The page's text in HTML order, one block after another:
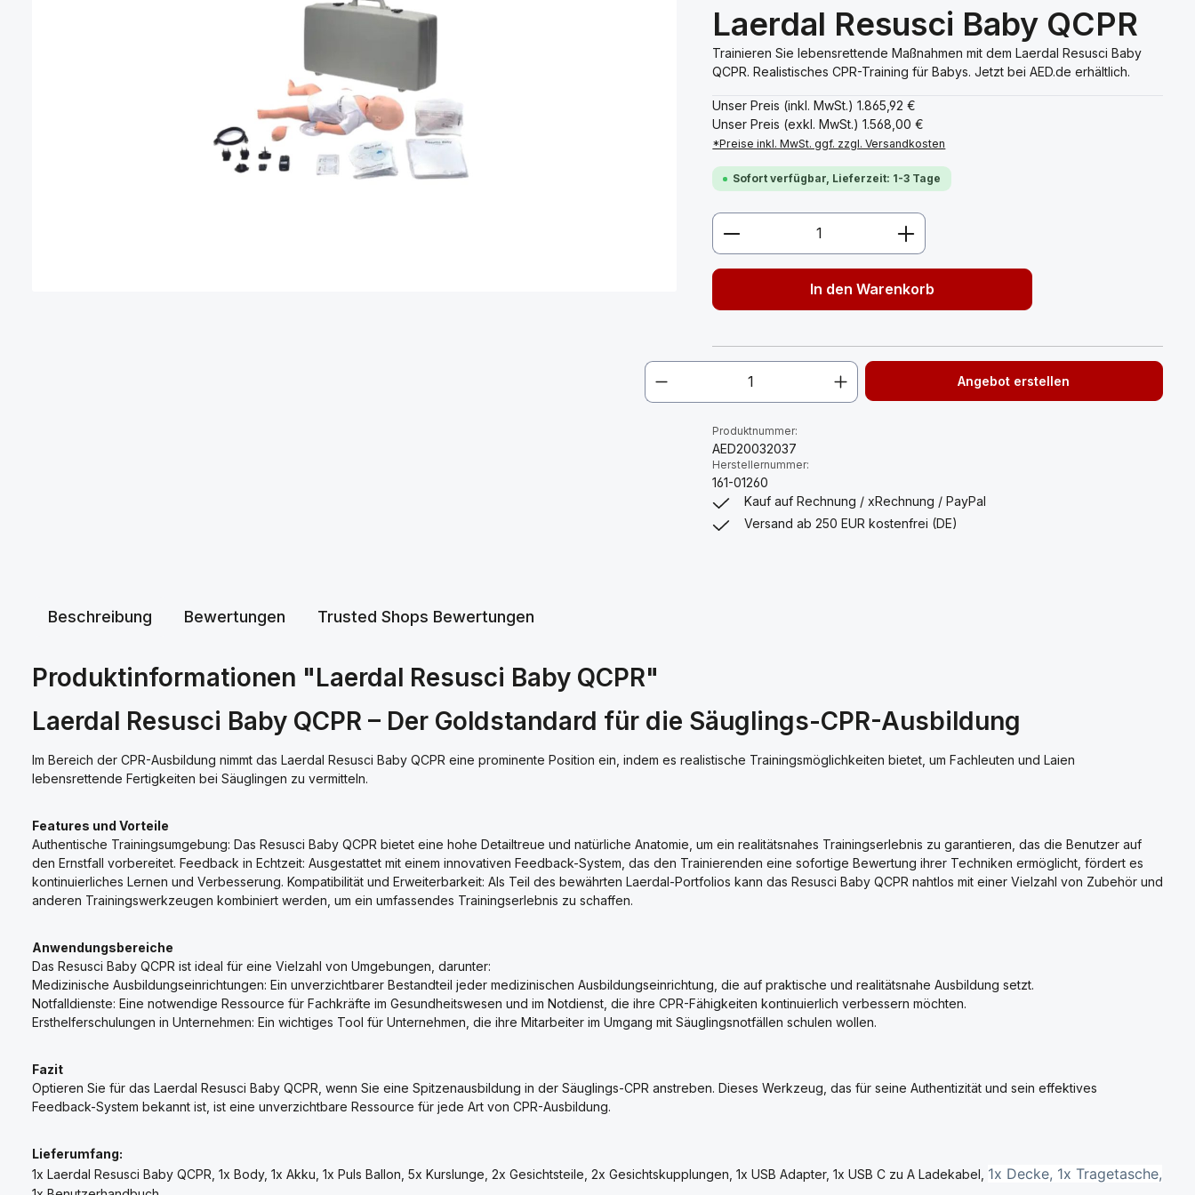
Laerdal Resusci Baby QCPR
Trainieren Sie lebensrettende Maßnahmen mit dem Laerdal Resusci Baby
QCPR. Realistisches CPR-Training für Babys. Jetzt bei AED.de erhältlich.
Unser Preis (inkl. MwSt.)1.865,92 €
Unser Preis (exkl. MwSt.)1.568,00 €
*Preise inkl. MwSt. ggf. zzgl. Versandkosten
Sofort verfügbar, Lieferzeit: 1-3 Tage
Produkt Anzahl: Gib den gewünschten Wert
In den Warenkorb
Angebot erstellen
Produktnummer:
AED20032037
Herstellernummer:
161-01260
Kauf auf Rechnung / xRechnung / PayPal
Versand ab 250 EUR kostenfrei (DE)
Beschreibung Bewertungen Trusted Shops Bewertungen
Produktinformationen "Laerdal Resusci Baby QCPR"
Laerdal Resusci Baby QCPR – Der Goldstandard für die Säuglings-CPR-Ausbildung
Im Bereich der CPR-Ausbildung nimmt das Laerdal Resusci Baby QCPR eine prominente Position ein, indem es realistische Trainingsmöglichkeiten bietet, um Fachleuten und Laien
lebensrettende Fertigkeiten bei Säuglingen zu vermitteln.
Features und Vorteile
Authentische Trainingsumgebung: Das Resusci Baby QCPR bietet eine hohe Detailtreue und natürliche Anatomie, um ein realitätsnahes Trainingserlebnis zu garantieren, das die Benutzer auf
den Ernstfall vorbereitet. Feedback in Echtzeit: Ausgestattet mit einem innovativen Feedback-System, das den Trainierenden eine sofortige Bewertung ihrer Techniken ermöglicht, fördert es
kontinuierliches Lernen und Verbesserung. Kompatibilität und Erweiterbarkeit: Als Teil des bewährten Laerdal-Portfolios kann das Resusci Baby QCPR nahtlos mit einer Vielzahl von Zubehör und
anderen Trainingswerkzeugen kombiniert werden, um ein umfassendes Trainingserlebnis zu schaffen.
Anwendungsbereiche
Das Resusci Baby QCPR ist ideal für eine Vielzahl von Umgebungen, darunter:
Medizinische Ausbildungseinrichtungen: Ein unverzichtbarer Bestandteil jeder medizinischen Ausbildungseinrichtung, die auf praktische und realitätsnahe Ausbildung setzt.
Notfalldienste: Eine notwendige Ressource für Fachkräfte im Gesundheitswesen und im Notdienst, die ihre CPR-Fähigkeiten kontinuierlich verbessern möchten.
Ersthelferschulungen in Unternehmen: Ein wichtiges Tool für Unternehmen, die ihre Mitarbeiter im Umgang mit Säuglingsnotfällen schulen wollen.
Fazit
Optieren Sie für das Laerdal Resusci Baby QCPR, wenn Sie eine Spitzenausbildung in der Säuglings-CPR anstreben. Dieses Werkzeug, das für seine Authentizität und sein effektives
Feedback-System bekannt ist, ist eine unverzichtbare Ressource für jede Art von CPR-Ausbildung.
Lieferumfang:
1x Laerdal Resusci Baby QCPR, 1x Body, 1x Akku, 1x Puls Ballon, 5x Kurslunge, 2x Gesichtsteile, 2x Gesichtskupplungen, 1x USB Adapter, 1x USB C zu A Ladekabel, 1x Decke, 1x Tragetasche,